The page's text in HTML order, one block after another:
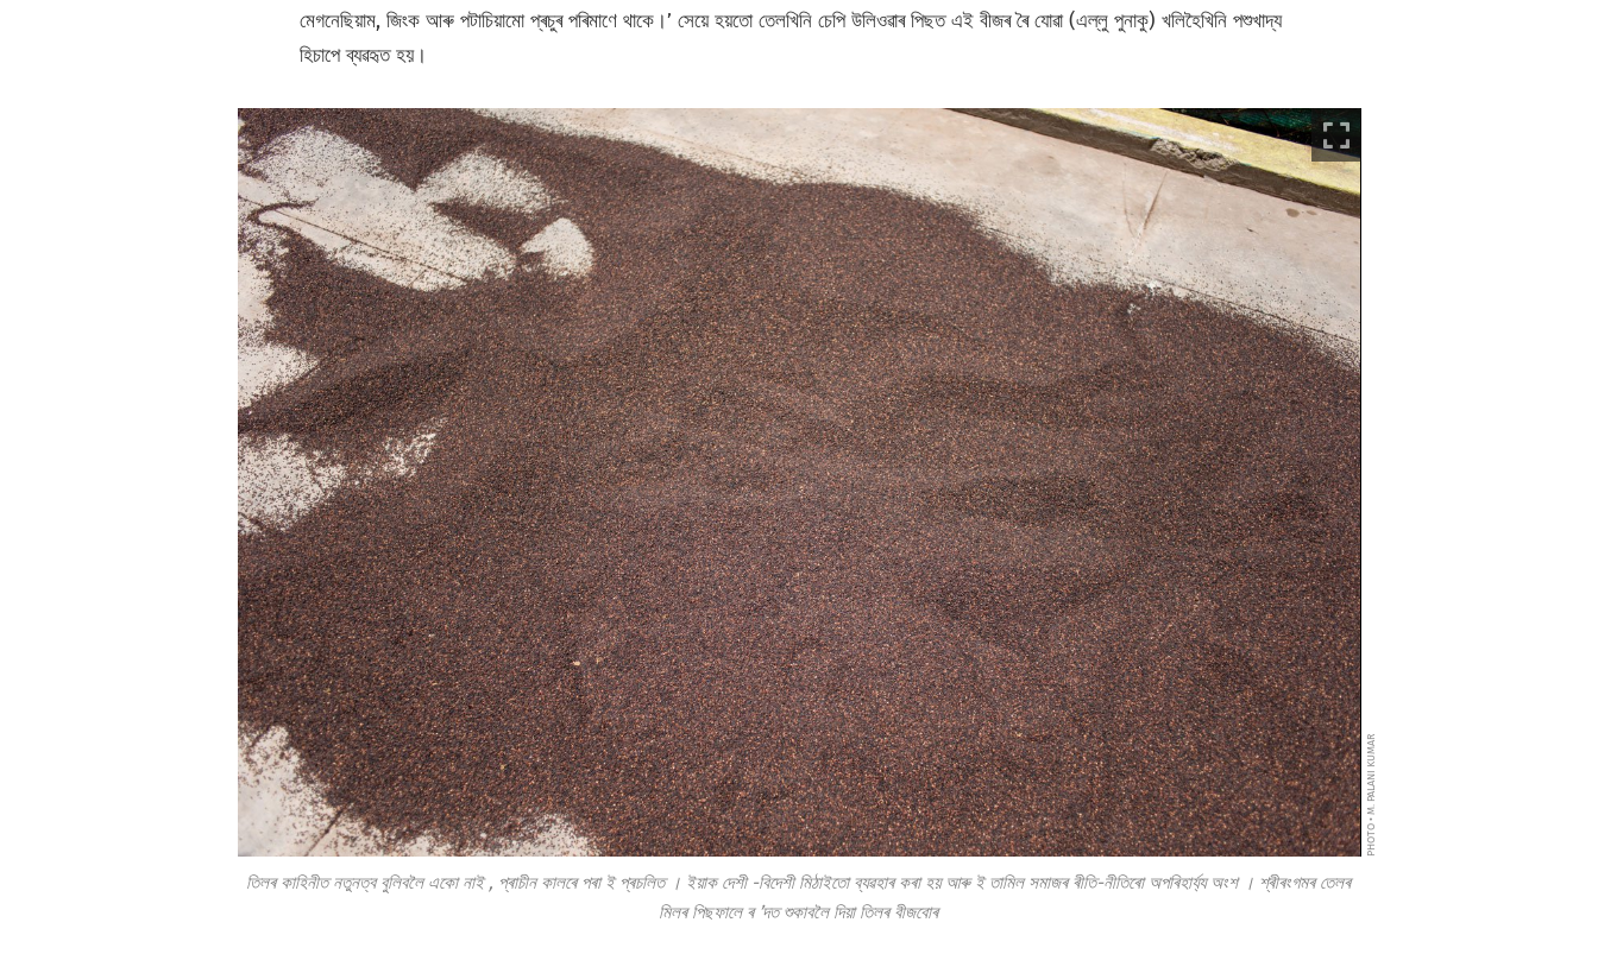
মেগনেছিয়াম, জিংক আৰু পটাচিয়ামো প্ৰচুৰ পৰিমাণে থাকে।’ সেয়ে হয়তো তেলখিনি চেপি উলিওৱাৰ পিছত এই বীজৰ ৰৈ যোৱা (এল্লু পুনাকু) খলিহৈখিনি পশুখাদ্য
হিচাপে ব্যৱহৃত হয়।
PHOTO • M. PALANI KUMAR
তিলৰকাহিনীত নতুনত্ব বুলিবলৈ একো নাই, প্ৰাচীন কালৰে পৰা ই প্ৰচলিত । ইয়াকদেশী -বিদেশী মিঠাইতো ব্যৱহাৰ কৰা হয় আৰু ই তামিল সমাজৰ ৰীতি-নীতিৰো অপৰিহাৰ্য্য অংশ । শ্ৰীৰংগমৰতেলৰ
মিলৰ পিছফালে ৰ ’দত শুকাবলৈ দিয়া তিলৰ বীজবোৰ